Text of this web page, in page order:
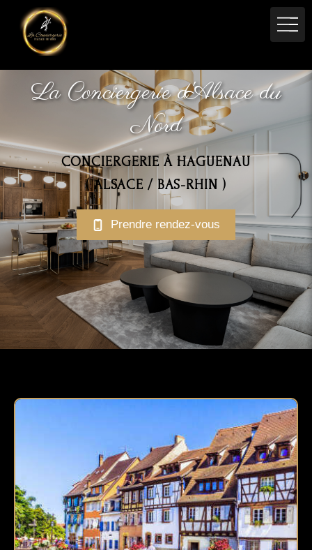
La Conciergerie d'Alsace du
Nord
CONCIERGERIE À HAGUENAU
( ALSACE / BAS-RHIN )
Prendre rendez-vous